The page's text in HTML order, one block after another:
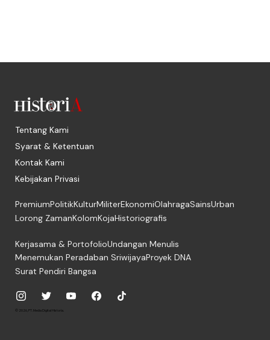
Tentang Kami
Syarat & Ketentuan
Kontak Kami
Kebijakan Privasi
PremiumPolitikKulturMiliterEkonomiOlahragaSainsUrban
Lorong ZamanKolomKojaHistoriografis
Kerjasama & PortofolioUndangan Menulis
Menemukan Peradaban SriwijayaProyek DNA
Surat Pendiri Bangsa
© 2026, PT. Media Digital Historia.